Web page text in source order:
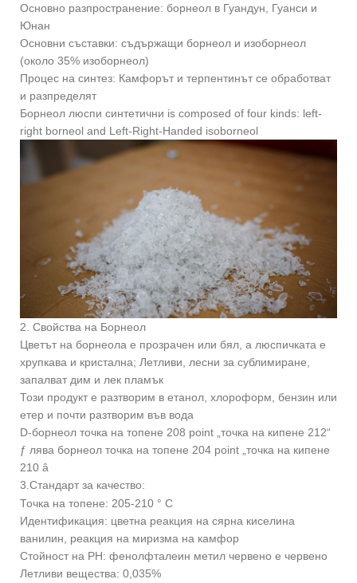
Основно разпространение: борнеол в Гуандун, Гуанси и
Юнан
Основни съставки: съдържащи борнеол и изоборнеол
(около 35% изоборнеол)
Процес на синтез: Камфорът и терпентинът се обработват
и разпределят
Борнеол люспи синтетични is composed of four kinds: left-
right borneol and Left-Right-Handed isoborneol
2. Свойства на Борнеол
Цветът на борнеола е прозрачен или бял, а люспичката е
хрупкава и кристална; Летливи, лесни за сублимиране,
запалват дим и лек пламък
Този продукт е разтворим в етанол, хлороформ, бензин или
етер и почти разтворим във вода
D-борнеол точка на топене 208 point „точка на кипене 212“
ƒ лява борнеол точка на топене 204 point „точка на кипене
210 â
3.Стандарт за качество:
Точка на топене: 205-210 ° С
Идентификация: цветна реакция на сярна киселина
ванилин, реакция на миризма на камфор
Стойност на PH: фенолфталеин метил червено е червено
Летливи вещества: 0,035%